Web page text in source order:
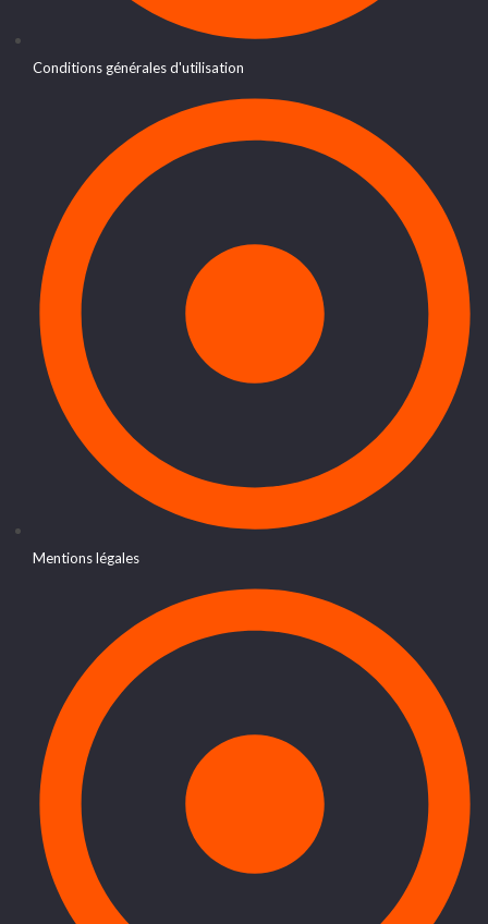
Conditions générales d'utilisation
Mentions légales